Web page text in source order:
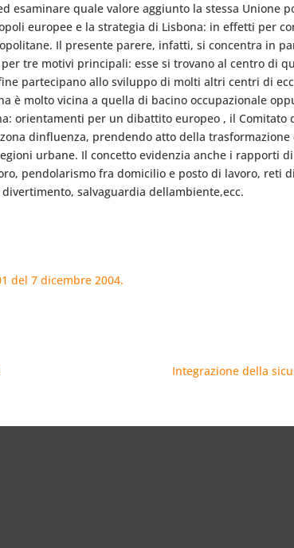
quale valore aggiunto la stessa Unione
europee e la strategia di Lisbona: in effetti per
Il presente parere, infatti, si concentra in
tre motivi principali: esse si trovano al centro di
partecipano allo sviluppo di molti altri centri di
è molto vicina a quella di bacino occupazionale
orientamenti per un dibattito europeo , il Comitato
dinfluenza, prendendo atto della
urbane. Il concetto evidenzia anche i rapporti
pendolarismo fra domicilio e posto di lavoro, reti
salvaguardia dellambiente,ecc.
del 7 dicembre 2004.
Integrazione della